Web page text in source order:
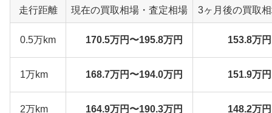
走行距離 現在の買取相場・査定相場 3ヶ月後の買取
0.5万km 170.5万円〜195.8万円 153.8万
1万km 168.7万円〜194.0万円 151.9万
2万km 164.9万円〜190.3万円 148.2万